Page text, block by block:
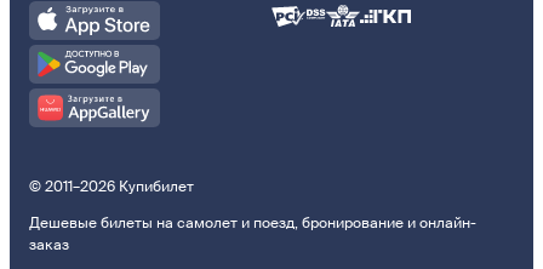
© 2011–2026 Купибилет
Дешевые билеты на самолет и поезд, бронирование и онлайн-
заказ